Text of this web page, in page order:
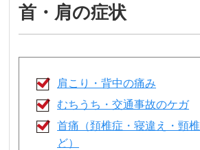
首・肩の症状
肩こり・背中の痛み
むちうち・交通事故のケガ
首痛（頚椎症・寝違え・頸
ど）